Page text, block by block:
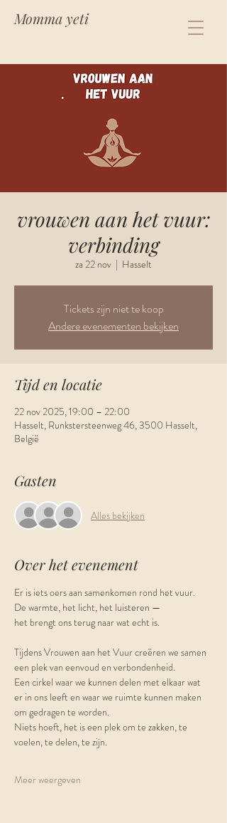
Momma yeti
vrouwen aan het vuur:
verbinding
za 22 nov
  |
Hasselt
Tickets zijn niet te koop
Andere evenementen bekijken
Tijd en locatie
22 nov 2025, 19:00 – 22:00
Hasselt, Runkstersteenweg 46, 3500 Hasselt,
België
Gasten
Alles bekijken
Over het evenement
Er is iets oers aan samenkomen rond het vuur.
De warmte, het licht, het luisteren —
het brengt ons terug naar wat echt is.
Tijdens Vrouwen aan het Vuur creëren we samen
een plek van eenvoud en verbondenheid.
Een cirkel waar we kunnen delen met elkaar wat
er in ons leeft en waar we ruimte kunnen maken
om gedragen te worden.
Niets hoeft, het is een plek om te zakken, te
voelen, te delen, te zijn.
Meer weergeven